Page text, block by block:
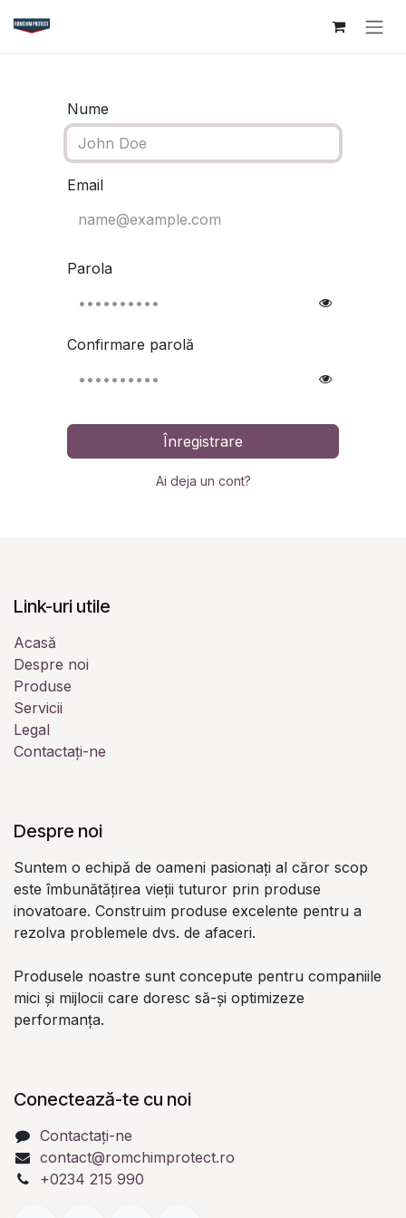
Nume
Email
Parola
Confirmare parolă
Înregistrare
Ai deja un cont?
Link-uri utile
Acasă
Despre noi
Produse
Servicii
Legal
Contactați-ne
Despre noi
Suntem o echipă de oameni pasionați al căror scop
este îmbunătățirea vieții tuturor prin produse
inovatoare. Construim produse excelente pentru a
rezolva problemele dvs. de afaceri.
Produsele noastre sunt concepute pentru companiile
mici și mijlocii care doresc să-și optimizeze
performanța.
Conectează-te cu noi
Contactați-ne
contact@romchimprotect.ro
+0234 215 990